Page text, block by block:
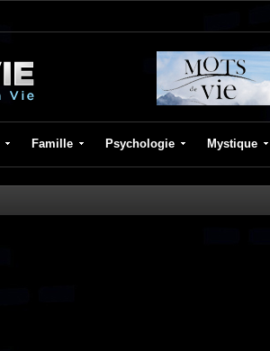
Famille Psychologie Mystique